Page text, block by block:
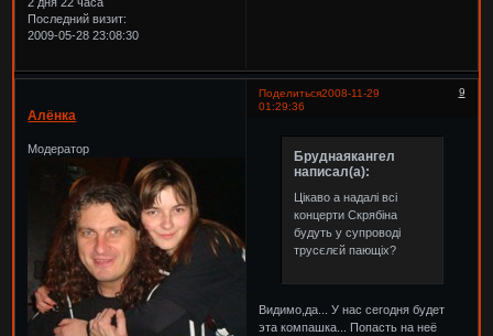
Последний визит:
2009-05-28 23:08:30
Поделиться 9
2008-11-29
01:29:36
Алёнка
Модератор
Бруднаякангел
написал(а):
Цікаво а надалі всі
концерти Скрябіна
будуть у супроводі
трусєлєй пающіх?
Видимо,да... У нас сегодня будет
эта компашка... Попасть на неё